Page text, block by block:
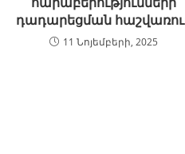
դադարեցման
11 Նոյեմբերի, 2025